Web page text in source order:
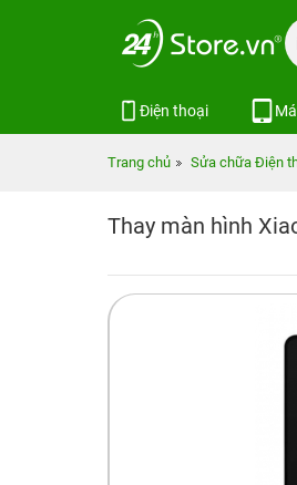
Điện thoại
Trang chủ Sửa chữa Điện
Thay màn hình